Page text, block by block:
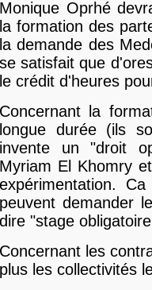
Monique Oprhé
la formation des
la demande des
se satisfait que
le crédit d'heures
Concernant la
longue durée (ils
invente un "droit
Myriam El Khomry
expérimentation.
peuvent demander
dire "stage
Concernant les
plus les collectivités